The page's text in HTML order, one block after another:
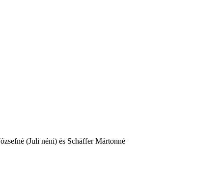
(Juli néni) és Schäffer Mártonné